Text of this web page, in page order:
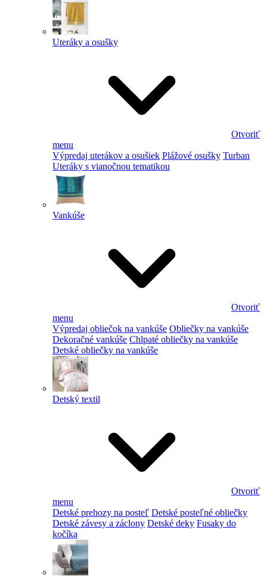
Uteráky a osušky
Otvoriť
menu
Výpredaj uterákov a osušiek Plážové osušky Turban
Uteráky s vianočnou tematikou
Vankúše
Otvoriť
menu
Výpredaj obliečok na vankúše Obliečky na vankúše
Dekoračné vankúše Chlpaté obliečky na vankúše
Detské obliečky na vankúše
Detský textil
Otvoriť
menu
Detské prehozy na posteľ Detské posteľné obliečky
Detské závesy a záclony Detské deky Fusaky do
kočíka